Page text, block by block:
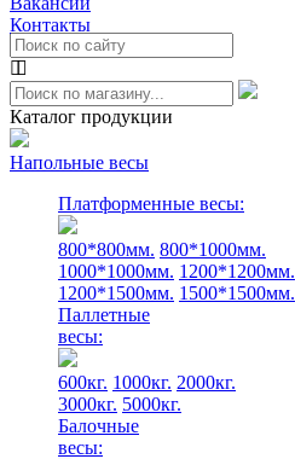
Контакты
Каталог продукции
Напольные весы
Платформенные весы:
800*800мм. 800*1000мм.
1000*1000мм. 1200*1200мм.
1200*1500мм. 1500*1500мм.
Паллетные
весы:
600кг. 1000кг. 2000кг.
3000кг. 5000кг.
Балочные
весы: